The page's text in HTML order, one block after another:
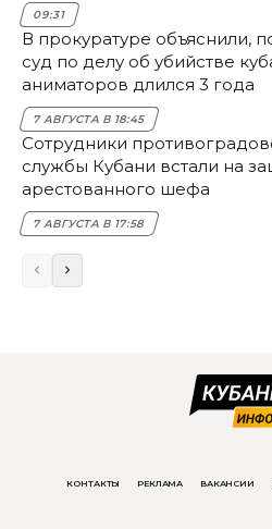
09:31
В прокуратуре объяснили,
суд по делу об убийстве
аниматоров длился 3 года
7 АВГУСТА В 18:45
Сотрудники
службы Кубани встали на
арестованного шефа
7 АВГУСТА В 17:58
КОНТАКТЫ РЕКЛАМА ВАКАНСИИ